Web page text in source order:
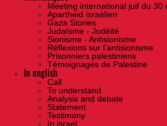
Meeting international juif du
Apartheid israélien
Gaza Stories
Judaïsme - Judéité
Sionisme - Antisionisme
Réflexions sur l’antisionisme
Prisonniers palestiniens
Témoignages de Palestine
In english
Call
To understand
Analysis and debate
Statement
Testimony
In israel